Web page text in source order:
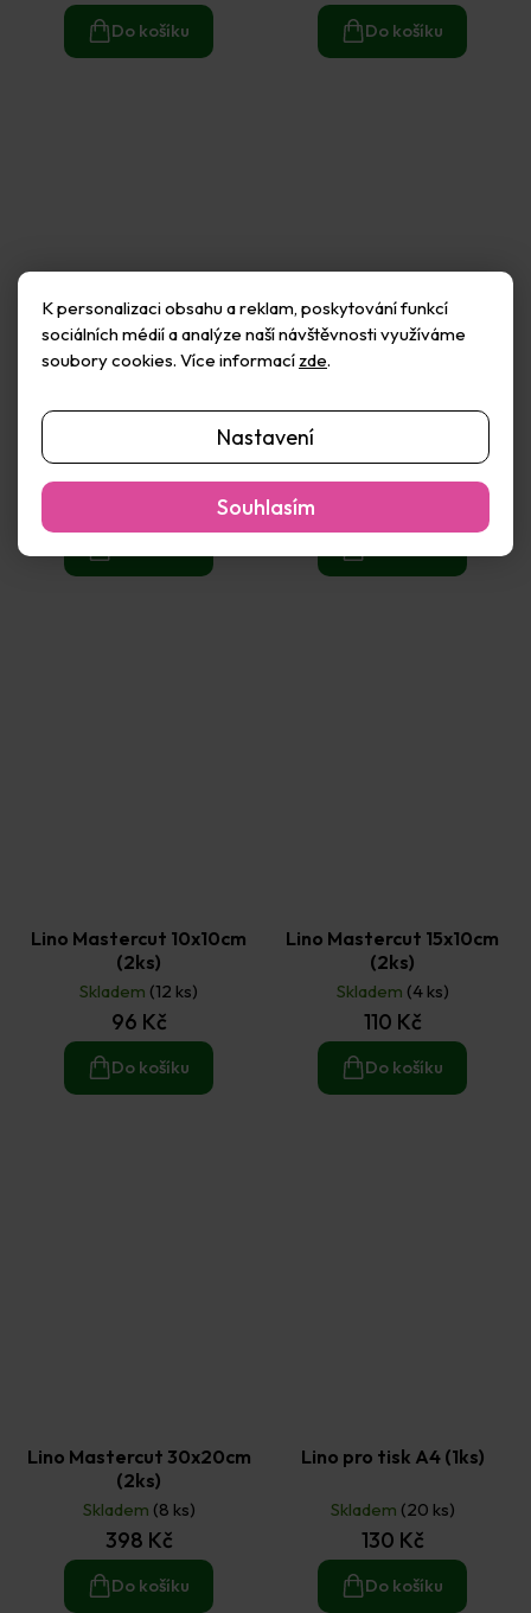
K personalizaci obsahu a reklam, poskytování funkcí
sociálních médií a analýze naší návštěvnosti využíváme
soubory cookies. Více informacízde.
Nastavení
Souhlasím
Do košíku Do košíku
Essdee Barva na linoryt
tisk na textil modrá 100 ml
Essdee Barva na linoryt
tisk na textil žlutá 100 ml
Lino Mastercut 10x10cm
(2ks)
Skladem (12 ks)
96 Kč
Do košíku
Lino Mastercut 15x10cm
(2ks)
Skladem (4 ks)
110 Kč
Do košíku
Lino Mastercut 30x20cm
(2ks)
Skladem (8 ks)
398 Kč
Do košíku
Lino pro tisk A4 (1ks)
Skladem (20 ks)
130 Kč
Do košíku